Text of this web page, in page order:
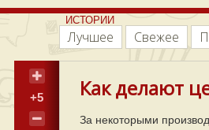
ИСТОРИИ
Лучшее Свежее
+5 Как делают
За некоторыми